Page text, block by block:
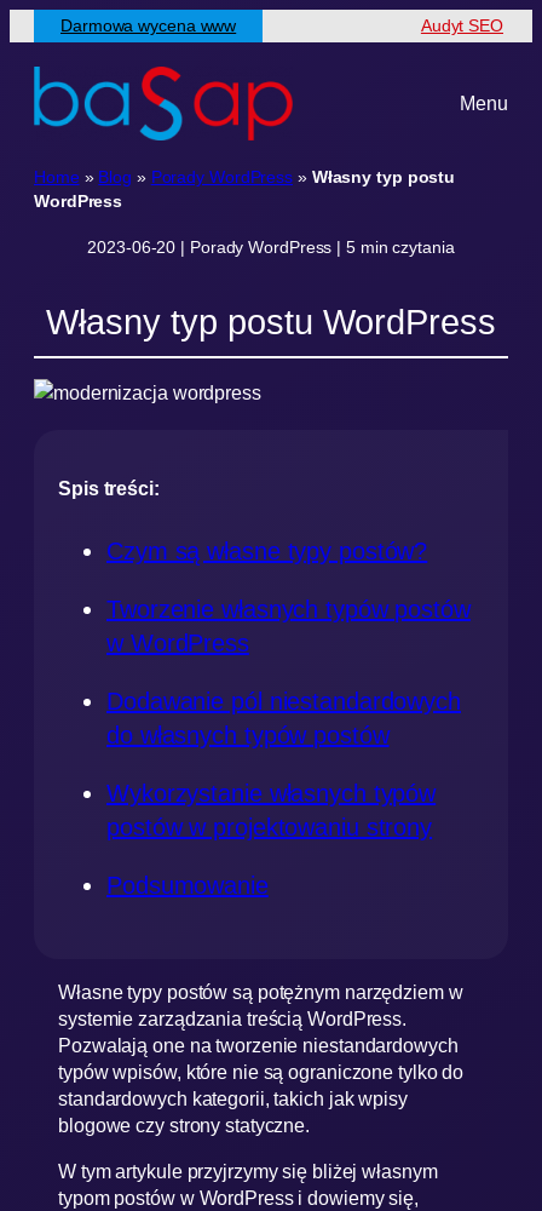
Przejdź
do
Darmowa wycena www Audyt SEO
Menu
Home » Blog » Porady WordPress » Własny typ postu
WordPress
2023-06-20 | Porady WordPress | 5 min czytania
Własny typ postu WordPress
Spis treści:
Czym są własne typy postów?
Tworzenie własnych typów postów
w WordPress
Dodawanie pól niestandardowych
do własnych typów postów
Wykorzystanie własnych typów
postów w projektowaniu strony
Podsumowanie
Własne typy postów są potężnym narzędziem w
systemie zarządzania treścią WordPress.
Pozwalają one na tworzenie niestandardowych
typów wpisów, które nie są ograniczone tylko do
standardowych kategorii, takich jak wpisy
blogowe czy strony statyczne.
W tym artykule przyjrzymy się bliżej własnym
typom postów w WordPress i dowiemy się,